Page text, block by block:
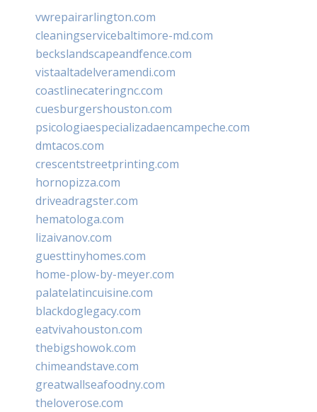
vwrepairarlington.com
cleaningservicebaltimore-md.com
beckslandscapeandfence.com
vistaaltadelveramendi.com
coastlinecateringnc.com
cuesburgershouston.com
psicologiaespecializadaencampeche.com
dmtacos.com
crescentstreetprinting.com
hornopizza.com
driveadragster.com
hematologa.com
lizaivanov.com
guesttinyhomes.com
home-plow-by-meyer.com
palatelatincuisine.com
blackdoglegacy.com
eatvivahouston.com
thebigshowok.com
chimeandstave.com
greatwallseafoodny.com
theloverose.com